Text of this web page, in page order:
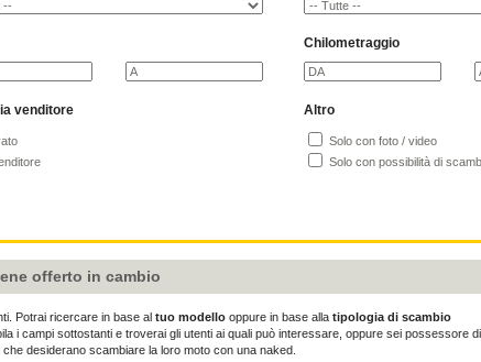
Chilometraggio
venditore Altro
Solo con foto / video
Solo con possibilità di
offerto in cambio
Potrai ricercare in base al tuo modello oppure in base alla tipologia di scambio
i campi sottostanti e troverai gli utenti ai quali può interessare, oppure sei possessore
desiderano scambiare la loro moto con una naked.